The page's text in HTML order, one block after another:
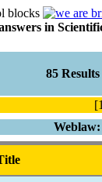
in
85